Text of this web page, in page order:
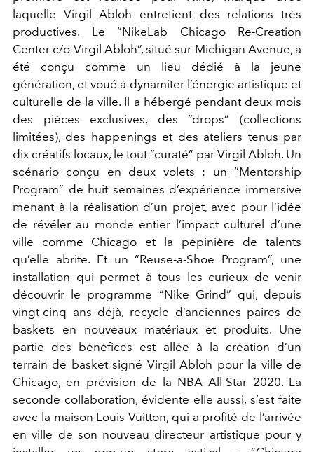
laquelle Virgil Abloh entretient des relations très
productives. Le “NikeLab Chicago Re-Creation
Center c/o Virgil Abloh”, situé sur Michigan Avenue, a
été conçu comme un lieu dédié à la jeune
génération, et voué à dynamiter l’énergie artistique et
culturelle de la ville. Il a hébergé pendant deux mois
des pièces exclusives, des “drops” (collections
limitées), des happenings et des ateliers tenus par
dix créatifs locaux, le tout “curaté” par Virgil Abloh. Un
scénario conçu en deux volets : un “Mentorship
Program” de huit semaines d’expérience immersive
menant à la réalisation d’un projet, avec pour l’idée
de révéler au monde entier l’impact culturel d’une
ville comme Chicago et la pépinière de talents
qu’elle abrite. Et un “Reuse-a-Shoe Program”, une
installation qui permet à tous les curieux de venir
découvrir le programme “Nike Grind” qui, depuis
vingt-cinq ans déjà, recycle d’anciennes paires de
baskets en nouveaux matériaux et produits. Une
partie des bénéfices est allée à la création d’un
terrain de basket signé Virgil Abloh pour la ville de
Chicago, en prévision de la NBA All-Star 2020. La
seconde collaboration, évidente elle aussi, s’est faite
avec la maison Louis Vuitton, qui a profité de l’arrivée
en ville de son nouveau directeur artistique pour y